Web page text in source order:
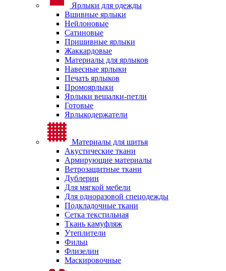
Ярлыки для одежды
Вшивные ярлыки
Нейлоновые
Сатиновые
Пришивные ярлыки
Жаккардовые
Материалы для ярлыков
Навесные ярлыки
Печать ярлыков
Промоярлыки
Ярлыки вешалки-петли
Готовые
Ярлыкодержатели
Материалы для шитья
Акустические ткани
Армирующие материалы
Ветрозащитные ткани
Дублерин
Для мягкой мебели
Для одноразовой спецодежды
Подкладочные ткани
Сетка текстильная
Ткань камуфляж
Утеплители
Фильц
Флизелин
Маскировочные